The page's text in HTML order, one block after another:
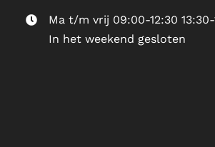
Ma t/m vrij 09:00-12:30 13:30-
In het weekend gesloten